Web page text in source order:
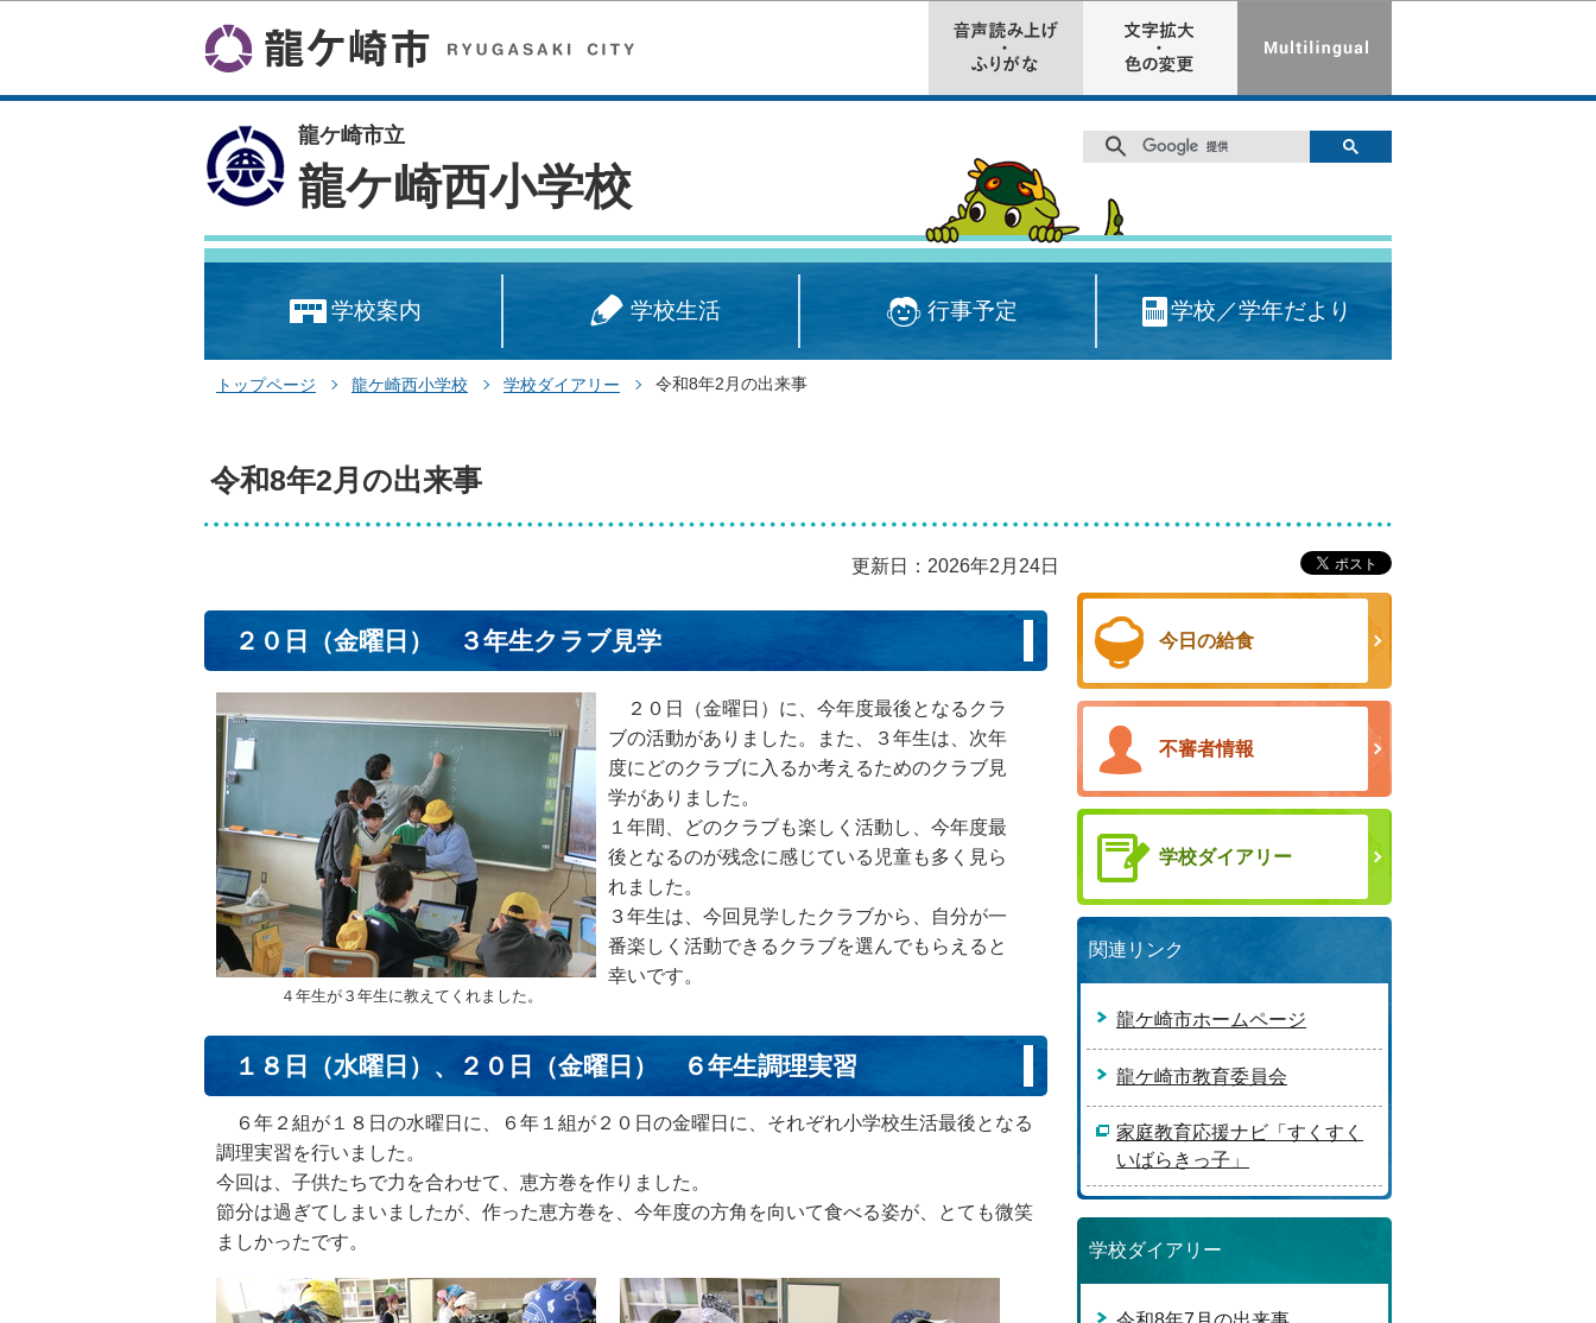
龍ケ崎市立
龍ケ崎西小学校
学校案内 学校生活 行事予定 学校／学年だより
トップページ 龍ケ崎西小学校 学校ダイアリー 令和8年2月の出来事
令和8年2月の出来事
更新日：2026年2月24日
２０日（金曜日） ３年生クラブ見学
４年生が３年生に教えてくれました。
２０日（金曜日）に、今年度最後となるクラ
ブの活動がありました。また、３年生は、次年
度にどのクラブに入るか考えるためのクラブ見
学がありました。
１年間、どのクラブも楽しく活動し、今年度最
後となるのが残念に感じている児童も多く見ら
れました。
３年生は、今回見学したクラブから、自分が一
番楽しく活動できるクラブを選んでもらえると
幸いです。
１８日（水曜日）、２０日（金曜日） ６年生調理実習
６年２組が１８日の水曜日に、６年１組が２０日の金曜日に、それぞれ小学校生活最後となる
調理実習を行いました。
今回は、子供たちで力を合わせて、恵方巻を作りました。
節分は過ぎてしまいましたが、作った恵方巻を、今年度の方角を向いて食べる姿が、とても微笑
ましかったです。
今日の給食
不審者情報
学校ダイアリー
関連リンク
龍ケ崎市ホームページ
龍ケ崎市教育委員会
家庭教育応援ナビ「すくすく
いばらきっ子」
学校ダイアリー